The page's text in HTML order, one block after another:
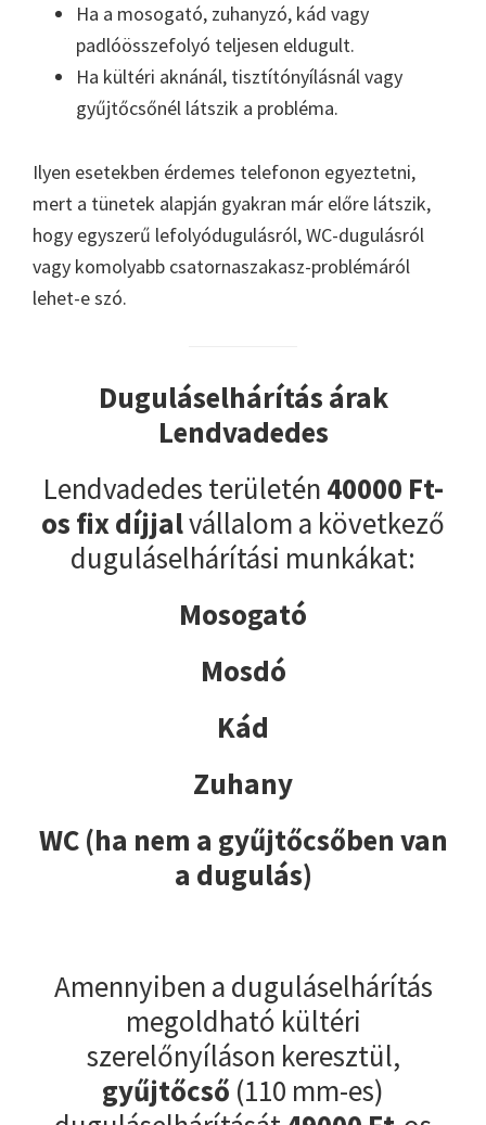
Ha a mosogató, zuhanyzó, kád vagy
padlóösszefolyó teljesen eldugult.
Ha kültéri aknánál, tisztítónyílásnál vagy
gyűjtőcsőnél látszik a probléma.
Ilyen esetekben érdemes telefonon egyeztetni,
mert a tünetek alapján gyakran már előre látszik,
hogy egyszerű lefolyódugulásról, WC-dugulásról
vagy komolyabb csatornaszakasz-problémáról
lehet-e szó.
Duguláselhárítás árak
Lendvadedes
Lendvadedes területén 40000 Ft-
os fix díjjalvállalom a következő
duguláselhárítási munkákat:
Mosogató
Mosdó
Kád
Zuhany
WC (ha nem a gyűjtőcsőben van
a dugulás)
Amennyiben a duguláselhárítás
megoldható kültéri
szerelőnyíláson keresztül,
gyűjtőcső (110 mm-es)